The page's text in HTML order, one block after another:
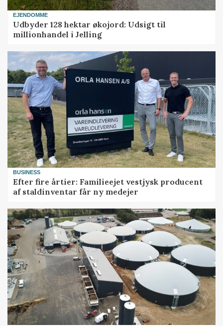
EJENDOMME
Udbyder 128 hektar økojord: Udsigt til
millionhandel i Jelling
BUSINESS
Efter fire årtier: Familieejet vestjysk producent
af staldinventar får ny medejer